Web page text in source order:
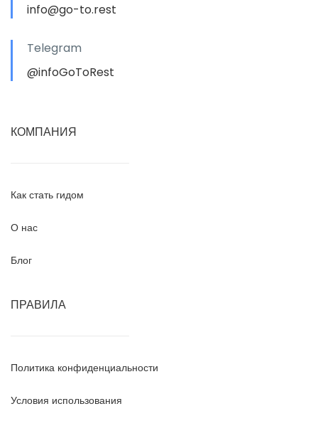
info@go-to.rest
Telegram
@infoGoToRest
КОМПАНИЯ
Как стать гидом
О нас
Блог
ПРАВИЛА
Политика конфиденциальности
Условия использования